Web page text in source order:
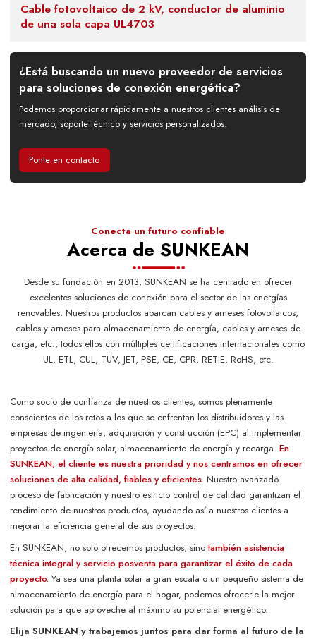
Cable fotovoltaico de 2 kV, conductor de aluminio
de una sola capa UL4703
¿Está buscando un nuevo proveedor de servicios
para soluciones de conexión energética?
Podemos proporcionar rápidamente a nuestros clientes análisis de
mercado, soporte técnico y servicios personalizados.
Ponte en contacto
Conecta un futuro confiable
Acerca de SUNKEAN
Desde su fundación en 2013, SUNKEAN se ha centrado en ofrecer
excelentes soluciones de conexión para el sector de las energías
renovables. Nuestros productos abarcan cables y arneses fotovoltaicos,
cables y arneses para almacenamiento de energía, cables y arneses de
carga, etc., todos ellos con múltiples certificaciones internacionales como
UL, ETL, CUL, TÜV, JET, PSE, CE, CPR, RETIE, RoHS, etc.
Como socio de confianza de nuestros clientes, somos plenamente
conscientes de los retos a los que se enfrentan los distribuidores y las
empresas de ingeniería, adquisición y construcción (EPC) al implementar
proyectos de energía solar, almacenamiento de energía y recarga.En
SUNKEAN, el cliente es nuestra prioridad y nos centramos en ofrecer
soluciones de alta calidad, fiables y eficientes. Nuestro avanzado
proceso de fabricación y nuestro estricto control de calidad garantizan el
rendimiento de nuestros productos, ayudando así a nuestros clientes a
mejorar la eficiencia general de sus proyectos.
En SUNKEAN, no solo ofrecemos productos, sinotambién asistencia
técnica integral y servicio posventa para garantizar el éxito de cada
proyecto. Ya sea una planta solar a gran escala o un pequeño sistema de
almacenamiento de energía para el hogar, podemos ofrecerle la mejor
solución para que aproveche al máximo su potencial energético.
Elija SUNKEAN y trabajemos juntos para dar forma al futuro de la